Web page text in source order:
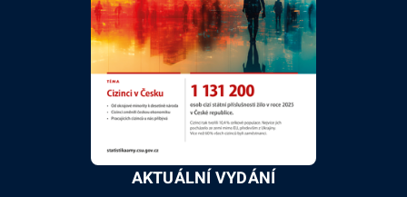
AKTUÁLNÍ VYDÁNÍ